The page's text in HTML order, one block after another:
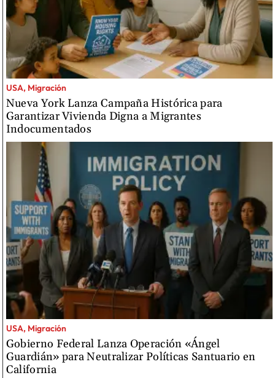
Nueva York Lanza Campaña Histórica para
Garantizar Vivienda Digna a Migrantes
Indocumentados
USA, Migración
Gobierno Federal Lanza Operación «Ángel
Guardián» para Neutralizar Políticas Santuario en
California
USA, Migración